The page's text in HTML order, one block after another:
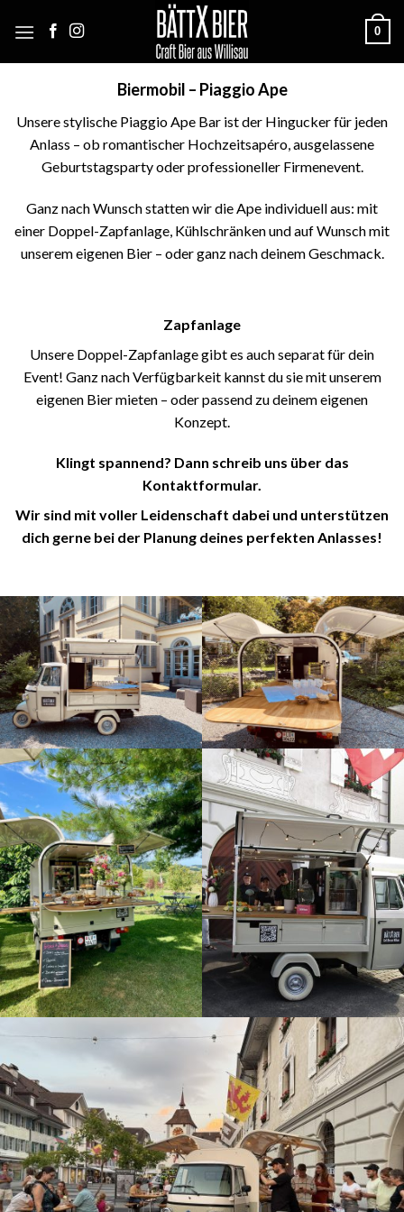
0
Biermobil – Piaggio Ape
Unsere stylische Piaggio Ape Bar ist der Hingucker für jeden
Anlass – ob romantischer Hochzeitsapéro, ausgelassene
Geburtstagsparty oder professioneller Firmenevent.
Ganz nach Wunsch statten wir die Ape individuell aus: mit
einer Doppel-Zapfanlage, Kühlschränken und auf Wunsch mit
unserem eigenen Bier – oder ganz nach deinem Geschmack.
Zapfanlage
Unsere Doppel-Zapfanlage gibt es auch separat für dein
Event! Ganz nach Verfügbarkeit kannst du sie mit unserem
eigenen Bier mieten – oder passend zu deinem eigenen
Konzept.
Klingt spannend? Dann schreib uns über das
Kontaktformular.
Wir sind mit voller Leidenschaft dabei und unterstützen
dich gerne bei der Planung deines perfekten Anlasses!